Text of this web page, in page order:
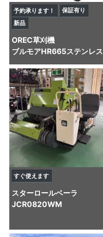
予約承ります！
保証有り
新品
OREC草刈機
ブルモアHR665ステンレス
すぐ使えます
スターロールベーラ
JCR0820WM